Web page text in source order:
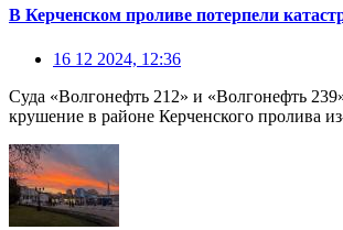
В Керченском проливе потерпели
16 12 2024, 12:36
Суда «Волгонефть 212» и «Волгонефть
крушение в районе Керченского пролива